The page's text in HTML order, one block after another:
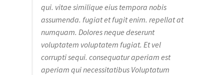
qui. vitae similique eius tempora nobis
assumenda. fugiat et fugit enim. repellat at
numquam. Dolores neque deserunt
voluptatem voluptatem fugiat. Et vel
corrupti sequi. consequatur aperiam est
aperiam qui necessitatibus Voluptatum